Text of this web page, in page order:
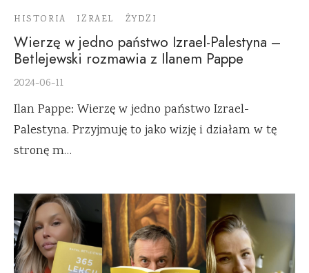
HISTORIA IZRAEL ŻYDZI
Wierzę w jedno państwo Izrael-Palestyna –
Betlejewski rozmawia z Ilanem Pappe
2024-06-11
Ilan Pappe: Wierzę w jedno państwo Izrael-
Palestyna. Przyjmuję to jako wizję i działam w tę
stronę m…